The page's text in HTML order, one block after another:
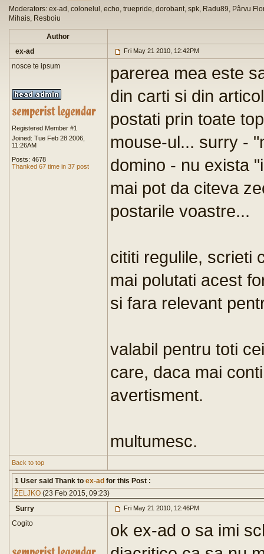
Moderators: ex-ad, colonelul, echo, truepride, dorobant, spk, Radu89, Pârvu
Mihais, Resboiu
Author
ex-ad
Fri May 21 2010, 12:42PM
nosce te ipsum
Registered Member #1
Joined: Tue Feb 28 2006,
11:26AM
Posts: 4678
Thanked 67 time in 37 post
parerea mea este
din carti si din
postati prin toate
mouse-ul... surry -
domino - nu exista
mai pot da citeva
postarile voastre...
cititi regulile, scrieti
mai polutati acest
si fara relevant
valabil pentru toti
care, daca mai
avertisment.
multumesc.
Back to top
1 User said Thank to ex-ad for this Post :
ŽELJKO (23 Feb 2015, 09:23)
Surry
Fri May 21 2010, 12:46PM
Cogito
ok ex-ad o sa imi